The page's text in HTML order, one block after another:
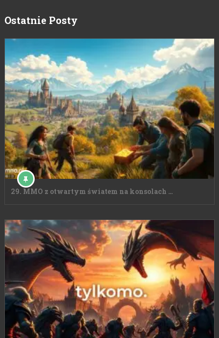
Ostatnie Posty
29. MMO z otwartym światem na konsolach …